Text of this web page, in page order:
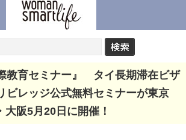
教育セミナー』 タイ長期滞在ビザ
ビレッジ公式無料セミナーが東京
阪5月20日に開催！